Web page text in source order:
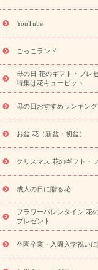
(トルコキキョウ)
ら探す
お祝いの花特
念日
結婚祝い 出産
寿祝い
プチギフト
供え・お悔やみ商品一覧
お供え プリザーブドフ
盆・初盆）
その他
ビジネス用
ご自
ドフラワー
スタイ
ンド花
お祝い お
ディ胡蝶蘭・お祝い
観葉植物
観葉植物
お祝い
お供え・お悔
プチギフト（
キューピットのeGfit
YouTube
ごっこランド
母の日 花のギフト・プレ
特集は花キューピット
母の日おすすめランキング
お盆 花（新盆・初盆）
クリスマス 花のギフト・
成人の日に贈る花
フラワーバレンタイン 花
プレゼント
卒園卒業・入園入学祝い